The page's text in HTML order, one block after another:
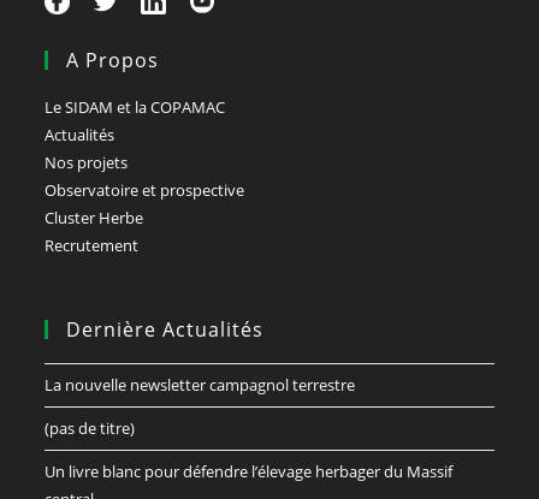
A Propos
Le SIDAM et la COPAMAC
Actualités
Nos projets
Observatoire et prospective
Cluster Herbe
Recrutement
Dernière Actualités
La nouvelle newsletter campagnol terrestre
(pas de titre)
Un livre blanc pour défendre l’élevage herbager du Massif